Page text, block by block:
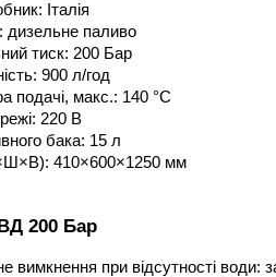
Італія
дизельне паливо
тиск: 200 Бар
900 л/год
подачі, макс.: 140 °C
220 В
бака: 15 л
410×600×1250 мм
200 Бар
вимкнення при відсутності